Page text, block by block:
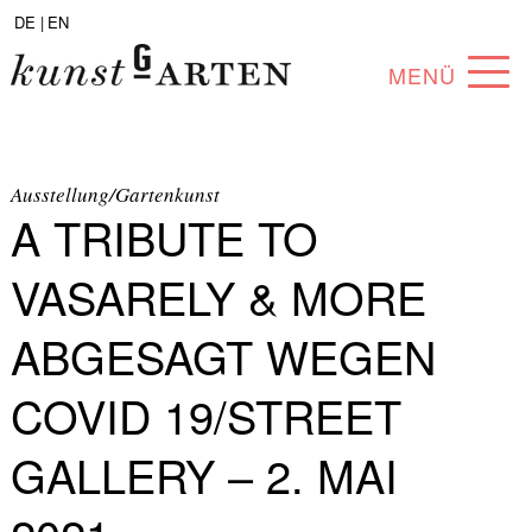
DE | EN
MENÜ
ABOUT
SAMMLUNG
KÜNSTLER*INNEN
PARTNER*INNEN
ANGEBOTE
Ausstellung/Gartenkunst
A TRIBUTE TO
VASARELY & MORE
ABGESAGT WEGEN
COVID 19/STREET
GALLERY – 2. MAI